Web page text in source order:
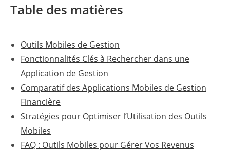
Table des matières
Outils Mobiles de Gestion
Fonctionnalités Clés à Rechercher dans une
Application de Gestion
Comparatif des Applications Mobiles de Gestion
Financière
Stratégies pour Optimiser l’Utilisation des Outils
Mobiles
FAQ : Outils Mobiles pour Gérer Vos Revenus